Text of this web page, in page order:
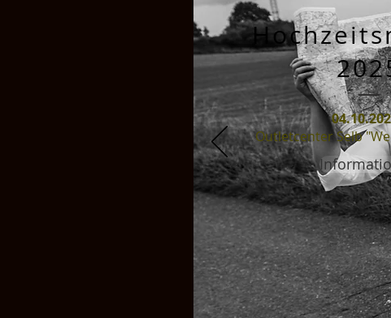
Outletcenter Selb